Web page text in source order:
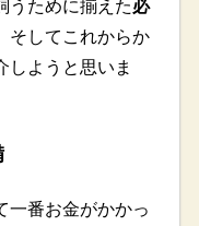
うために揃えた必
そしてこれからか
しようと思いま
一番お金がかかっ